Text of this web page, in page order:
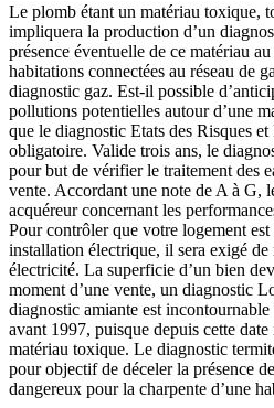
Le plomb étant un matériau toxique,
impliquera la production d’un
présence éventuelle de ce matériau
habitations connectées au réseau de
diagnostic gaz. Est-il possible
pollutions potentielles autour d’une
que le diagnostic Etats des Risques
obligatoire. Valide trois ans, le
pour but de vérifier le traitement des
vente. Accordant une note de A à G,
acquéreur concernant les
Pour contrôler que votre logement
installation électrique, il sera exigé
électricité. La superficie d’un bien
moment d’une vente, un diagnostic
diagnostic amiante est
avant 1997, puisque depuis cette
matériau toxique. Le diagnostic
pour objectif de déceler la présence
dangereux pour la charpente d’une